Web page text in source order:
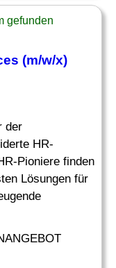
gefunden
(m/w/x)
der
HR-
Pioniere finden
Lösungen für